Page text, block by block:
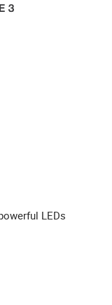
LEDs